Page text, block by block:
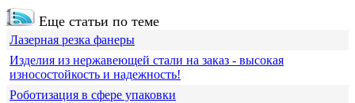
Еще статьи по теме
Лазерная резка фанеры
Изделия из нержавеющей стали на заказ - высокая
износостойкость и надежность!
Роботизация в сфере упаковки